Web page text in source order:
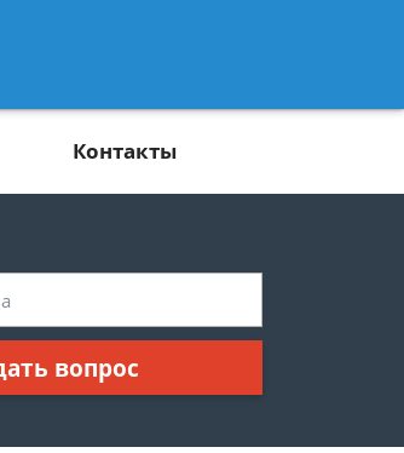
Контакты
вопрос